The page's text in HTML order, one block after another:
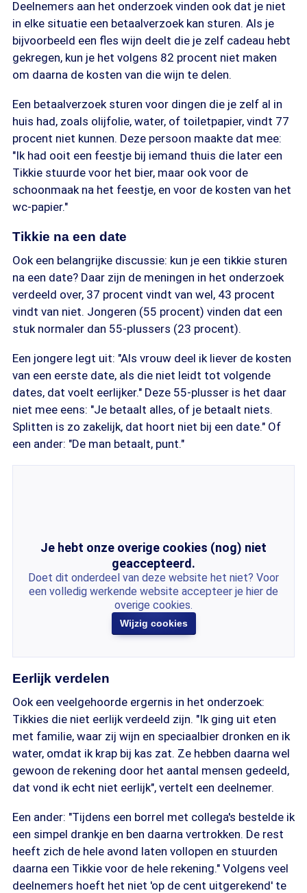
Deelnemers aan het onderzoek vinden ook dat je niet
in elke situatie een betaalverzoek kan sturen. Als je
bijvoorbeeld een fles wijn deelt die je zelf cadeau hebt
gekregen, kun je het volgens 82 procent niet maken
om daarna de kosten van die wijn te delen.
Een betaalverzoek sturen voor dingen die je zelf al in
huis had, zoals olijfolie, water, of toiletpapier, vindt 77
procent niet kunnen. Deze persoon maakte dat mee:
"Ik had ooit een feestje bij iemand thuis die later een
Tikkie stuurde voor het bier, maar ook voor de
schoonmaak na het feestje, en voor de kosten van het
wc-papier."
Tikkie na een date
Ook een belangrijke discussie: kun je een tikkie sturen
na een date? Daar zijn de meningen in het onderzoek
verdeeld over, 37 procent vindt van wel, 43 procent
vindt van niet. Jongeren (55 procent) vinden dat een
stuk normaler dan 55-plussers (23 procent).
Een jongere legt uit: "Als vrouw deel ik liever de kosten
van een eerste date, als die niet leidt tot volgende
dates, dat voelt eerlijker." Deze 55-plusser is het daar
niet mee eens: "Je betaalt alles, of je betaalt niets.
Splitten is zo zakelijk, dat hoort niet bij een date." Of
een ander: "De man betaalt, punt."
Je hebt onze overige cookies (nog) niet
geaccepteerd.
Doet dit onderdeel van deze website het niet? Voor
een volledig werkende website accepteer je hier de
overige cookies.
Wijzig cookies
Eerlijk verdelen
Ook een veelgehoorde ergernis in het onderzoek:
Tikkies die niet eerlijk verdeeld zijn. "Ik ging uit eten
met familie, waar zij wijn en speciaalbier dronken en ik
water, omdat ik krap bij kas zat. Ze hebben daarna wel
gewoon de rekening door het aantal mensen gedeeld,
dat vond ik echt niet eerlijk", vertelt een deelnemer.
Een ander: "Tijdens een borrel met collega's bestelde ik
een simpel drankje en ben daarna vertrokken. De rest
heeft zich de hele avond laten vollopen en stuurden
daarna een Tikkie voor de hele rekening." Volgens veel
deelnemers hoeft het niet 'op de cent uitgerekend' te